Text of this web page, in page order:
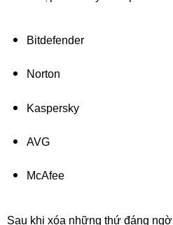
Bitdefender
Norton
Kaspersky
AVG
McAfee
Sau khi xóa những thứ đáng